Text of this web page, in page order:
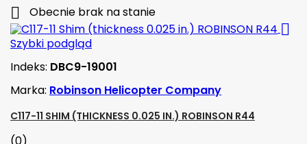
 Obecnie brak na stanie

Szybki podgląd
Indeks: DBC9-19001
Marka: Robinson Helicopter Company
C117-11 SHIM (THICKNESS 0.025 IN.) ROBINSON R44
(0)